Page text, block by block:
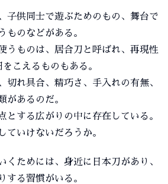
子供同士で遊ぶためのもの、舞台で
ものなどがある。
うものは、居合刀と呼ばれ、再現性
こえるものもある。
切れ具合、精巧さ、手入れの有無、
があるのだ。
とする広がりの中に存在している。
ていけないだろうか。
くためには、身近に日本刀があり、
する習慣がいる。